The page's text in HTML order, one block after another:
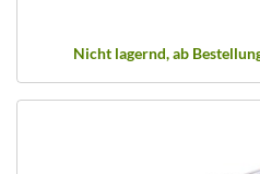
Nicht lagernd, ab